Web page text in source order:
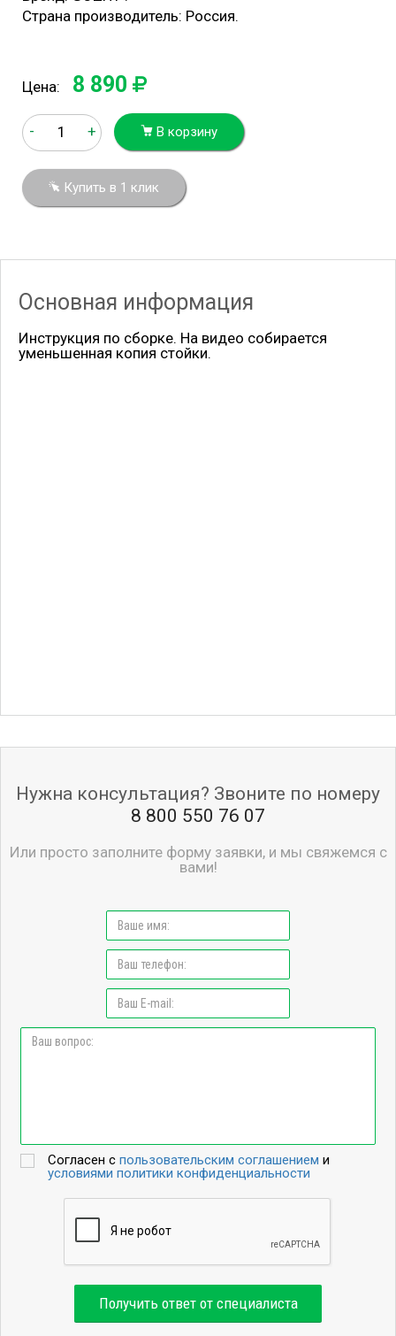
Страна производитель: Россия.
Цена: 8 890
- + В корзину
Купить в 1 клик
Основная информация
Инструкция по сборке. На видео собирается
уменьшенная копия стойки.
Нужна консультация? Звоните по номеру
8 800 550 76 07
Или просто заполните форму заявки, и мы свяжемся с
вами!
Согласен спользовательским соглашением и
условиями политики конфиденциальности
Получить ответ от специалиста